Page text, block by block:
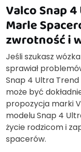
Valco Snap
Marle
zwrotność i
Jeśli szukasz
sprawiał
Snap 4 Ultra
może być
propozycja marki
modelu Snap 4
życie rodzicom i
spacerów.